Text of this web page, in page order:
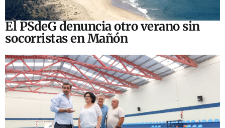
El PSdeG denuncia otro verano sin
socorristas en Mañón